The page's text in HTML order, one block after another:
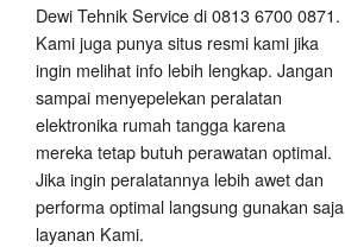
Dewi Tehnik Service di 0813 6700 0871.
Kami juga punya situs resmi kami jika
ingin melihat info lebih lengkap. Jangan
sampai menyepelekan peralatan
elektronika rumah tangga karena
mereka tetap butuh perawatan optimal.
Jika ingin peralatannya lebih awet dan
performa optimal langsung gunakan saja
layanan Kami.